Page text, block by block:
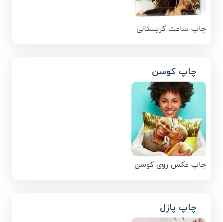
چاپ ساعت کریستالی
چاپ کوسن
چاپ عکس روی کوسن
چاپ پازل